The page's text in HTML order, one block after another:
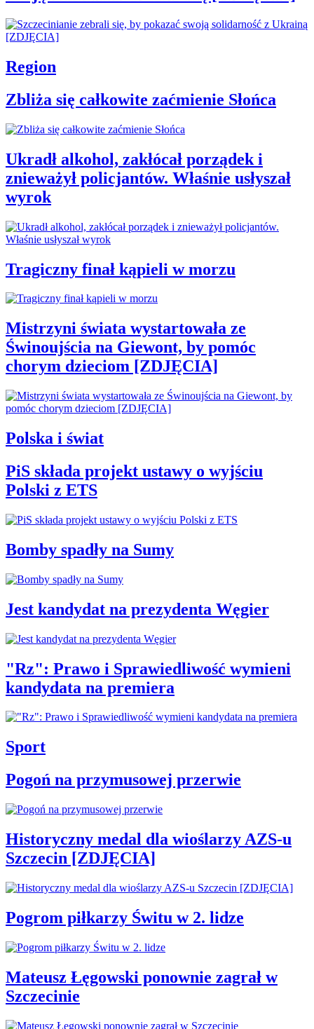
Region
Zbliża się całkowite zaćmienie Słońca
Ukradł alkohol, zakłócał porządek i
znieważył policjantów. Właśnie usłyszał
wyrok
Tragiczny finał kąpieli w morzu
Mistrzyni świata wystartowała ze
Świnoujścia na Giewont, by pomóc
chorym dzieciom [ZDJĘCIA]
Polska i świat
PiS składa projekt ustawy o wyjściu
Polski z ETS
Bomby spadły na Sumy
Jest kandydat na prezydenta Węgier
"Rz": Prawo i Sprawiedliwość wymieni
kandydata na premiera
Sport
Pogoń na przymusowej przerwie
Historyczny medal dla wioślarzy AZS-u
Szczecin [ZDJĘCIA]
Pogrom piłkarzy Świtu w 2. lidze
Mateusz Łęgowski ponownie zagrał w
Szczecinie